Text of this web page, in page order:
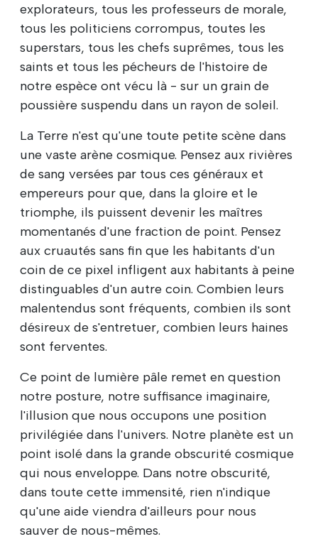
explorateurs, tous les professeurs de morale,
tous les politiciens corrompus, toutes les
superstars, tous les chefs suprêmes, tous les
saints et tous les pécheurs de l'histoire de
notre espèce ont vécu là - sur un grain de
poussière suspendu dans un rayon de soleil.
La Terre n'est qu'une toute petite scène dans
une vaste arène cosmique. Pensez aux rivières
de sang versées par tous ces généraux et
empereurs pour que, dans la gloire et le
triomphe, ils puissent devenir les maîtres
momentanés d'une fraction de point. Pensez
aux cruautés sans fin que les habitants d'un
coin de ce pixel infligent aux habitants à peine
distinguables d'un autre coin. Combien leurs
malentendus sont fréquents, combien ils sont
désireux de s'entretuer, combien leurs haines
sont ferventes.
Ce point de lumière pâle remet en question
notre posture, notre suffisance imaginaire,
l'illusion que nous occupons une position
privilégiée dans l'univers. Notre planète est un
point isolé dans la grande obscurité cosmique
qui nous enveloppe. Dans notre obscurité,
dans toute cette immensité, rien n'indique
qu'une aide viendra d'ailleurs pour nous
sauver de nous-mêmes.